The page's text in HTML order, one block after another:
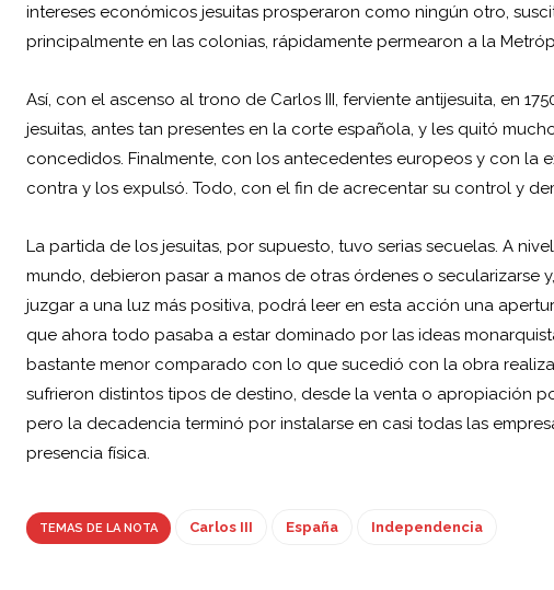
intereses económicos jesuitas prosperaron como ningún otro,
principalmente en las colonias, rápidamente permearon a la
Así, con el ascenso al trono de Carlos III, ferviente antijesuita, en
jesuitas, antes tan presentes en la corte española, y les quitó
concedidos. Finalmente, con los antecedentes europeos y con la
contra y los expulsó. Todo, con el fin de acrecentar su control y
La partida de los jesuitas, por supuesto, tuvo serias secuelas. A
mundo, debieron pasar a manos de otras órdenes o secularizarse
juzgar a una luz más positiva, podrá leer en esta acción una
que ahora todo pasaba a estar dominado por las ideas
bastante menor comparado con lo que sucedió con la obra
sufrieron distintos tipos de destino, desde la venta o apropiación
pero la decadencia terminó por instalarse en casi todas las
presencia física.
TEMAS DE LA NOTA Carlos III España Independencia